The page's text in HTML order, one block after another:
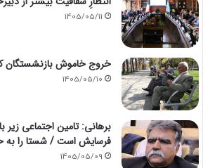
1405/05/11
خروج خاموش بازنشستگان
1405/05/10
برهانی: تامین اجتماعی
فرسایش است / شستا را به
1405/05/09